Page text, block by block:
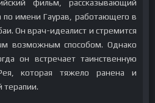
фильм, рассказывающий
имени Гаурав, работающего в
Он врач-идеалист и стремится
возможным способом. Однако
он встречает таинственную
которая тяжело ранена и
терапии.